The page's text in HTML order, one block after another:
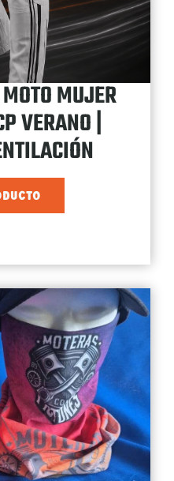
MUJER
VERANO |